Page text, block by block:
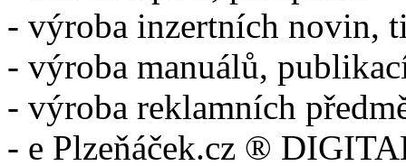
- výroba inzertních novin,
- výroba manuálů,
- výroba reklamních
- e Plzeňáček.cz ®